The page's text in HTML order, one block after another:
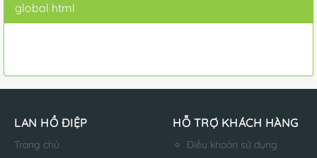
global html
LAN HỒ ĐIỆP
Trang chủ
HỖ TRỢ KHÁCH HÀNG
Điều khoản sử dụng